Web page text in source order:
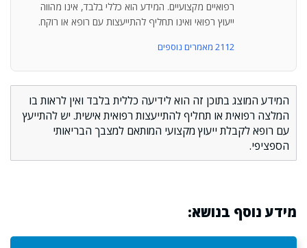
רפואיים מקצועיים. המידע הוא כללי בלבד, אינו מהווה
ייעוץ רפואי ואינו תחליף להתייעצות עם רופא או רוקח.
2112 מאמרים נוספים
המידע המוצג בתוכן זה הוא לידיעה כללית בלבד ואין לראות בו
המלצה רפואית או תחליף להתייעצות רפואית אישית. יש להתייעץ
עם רופא לקבלת ייעוץ מקצועי המותאם למצבך הבריאותי
הספציפי.
מידע נוסף בנושא: